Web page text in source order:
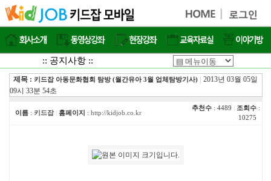
:: 공지사항 ::
제목 : 키드잡 아동문화협회 탐방 (월간유아 3월 업체탐방기사)
2013년 03월 05일
09시 33분 54초
이름: 키드잡 홈페이지 : http://kidjob.co.kr
추천수: 4489 조회수:
10275